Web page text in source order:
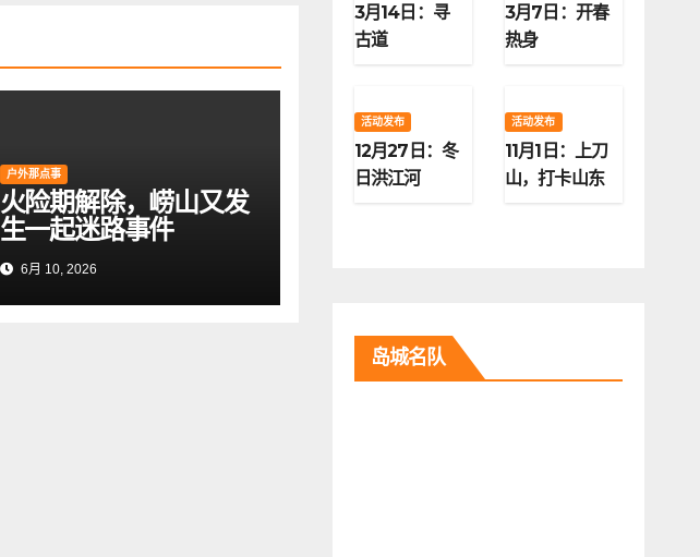
户外那点事
火险期解除，崂山又发
生一起迷路事件
6月 10, 2026
3月14日：寻
古道
3月7日：开春
热身
活动发布
12月27日：冬
日洪江河
活动发布
11月1日：上刀
山，打卡山东
岛城名队